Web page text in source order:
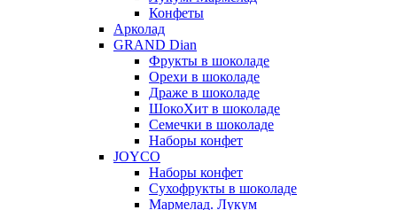
Конфеты
Арколад
GRAND Dian
Фрукты в шоколаде
Орехи в шоколаде
Драже в шоколаде
ШокоХит в шоколаде
Семечки в шоколаде
Наборы конфет
JOYCO
Наборы конфет
Сухофрукты в шоколаде
Мармелад. Лукум